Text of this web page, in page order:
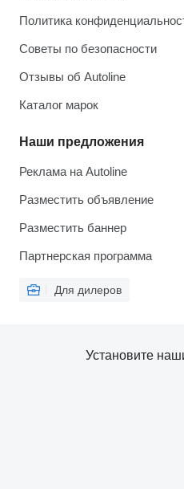
Политика
Советы по безопасности
Отзывы об Autoline
Каталог марок
Наши предложения
Реклама на Autoline
Разместить объявление
Разместить баннер
Партнерская программа
Для дилеров
Установите